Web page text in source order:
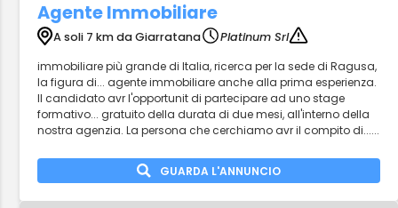
Agente Immobiliare
A soli 7 km da Giarratana
Platinum Srl
immobiliare più grande di Italia, ricerca per la sede di Ragusa,
la figura di... agente immobiliare anche alla prima esperienza.
Il candidato avr l'opportunit di partecipare ad uno stage
formativo... gratuito della durata di due mesi, all'interno della
nostra agenzia. La persona che cerchiamo avr il compito di......
GUARDA L'ANNUNCIO